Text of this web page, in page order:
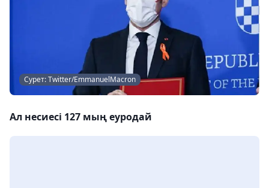
Сурет: Twitter/EmmanuelMacron
Ал несиесі 127 мың еуродай